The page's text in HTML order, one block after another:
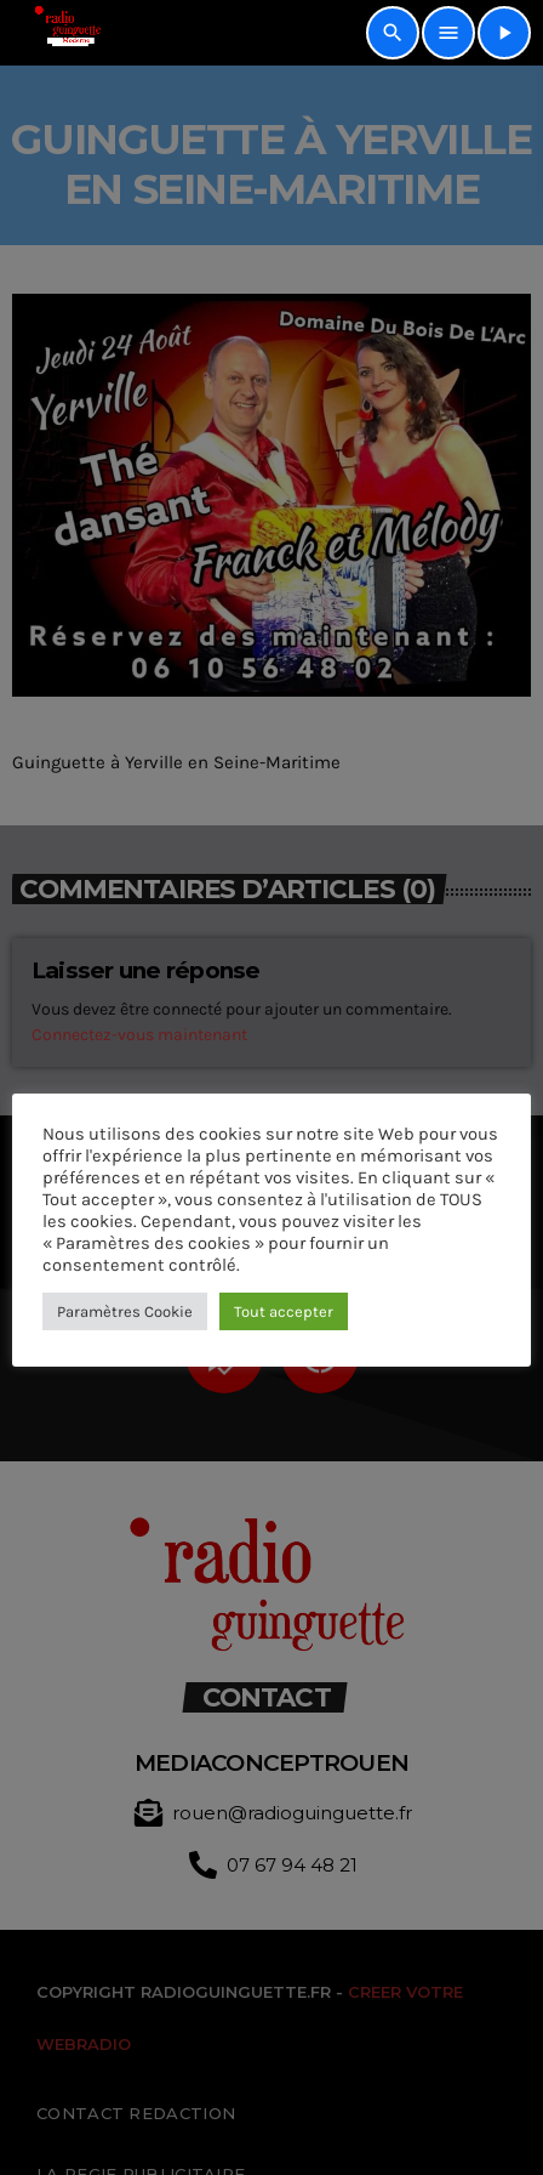
search menu play_arrow
GUINGUETTE À YERVILLE
EN SEINE-MARITIME
Guinguette à Yerville en Seine-Maritime
COMMENTAIRES D’ARTICLES (0)
Laisser une réponse
Vous devez être connecté pour ajouter un commentaire.
Connectez-vous maintenant
ÉCOUTEZ AVEC VOTRE APP ET SUR LE
CONTACT
MEDIACONCEPTROUEN
rouen@radioguinguette.fr
07 67 94 48 21
COPYRIGHT RADIOGUINGUETTE.FR - CREER VOTRE
WEBRADIO
CONTACT REDACTION
Nous utilisons des cookies sur notre site Web pour vous
offrir l'expérience la plus pertinente en mémorisant vos
préférences et en répétant vos visites. En cliquant sur «
Tout accepter », vous consentez à l'utilisation de TOUS
les cookies. Cependant, vous pouvez visiter les
« Paramètres des cookies » pour fournir un
consentement contrôlé.
Paramètres Cookie Tout accepter